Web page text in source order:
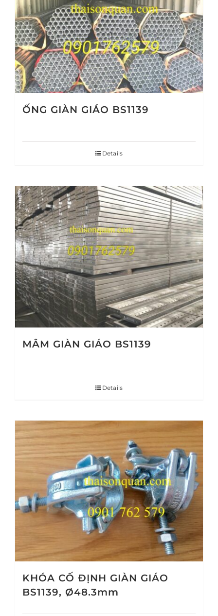
ỐNG GIÀN GIÁO BS1139
Details
MÂM GIÀN GIÁO BS1139
Details
KHÓA CỐ ĐỊNH GIÀN GIÁO
BS1139, Ø48.3mm